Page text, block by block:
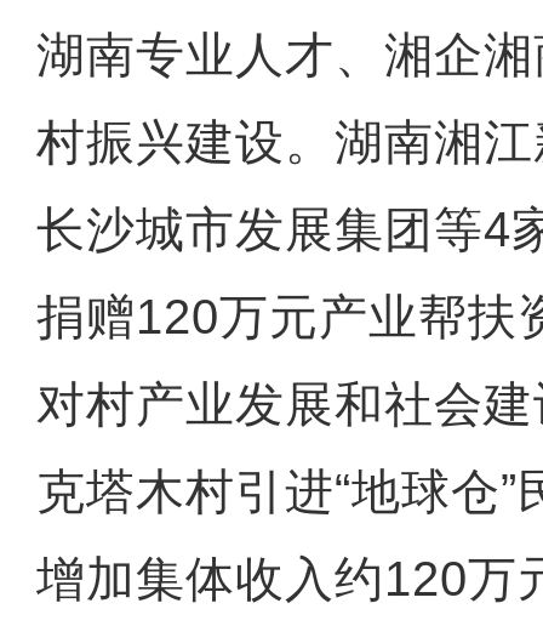
湖南专业人才、湘企
村振兴建设。湖南湘
长沙城市发展集团等4
捐赠120万元产业帮扶
对村产业发展和社会
克塔木村引进“地球仓
增加集体收入约120万